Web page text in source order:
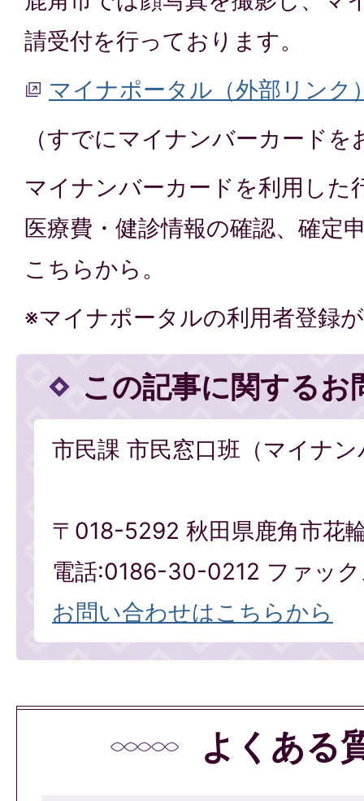
請受付を行っております。
マイナポータル（外部リンク
（すでにマイナンバーカード
マイナンバーカードを利用した
医療費・健診情報の確認、確定
こちらから。
※マイナポータルの利用者登録
この記事に関するお
市民課 市民窓口班（マイナ
〒018-5292 秋田県鹿角市花
電話:0186-30-0212 ファッ
お問い合わせはこちらから
よくある